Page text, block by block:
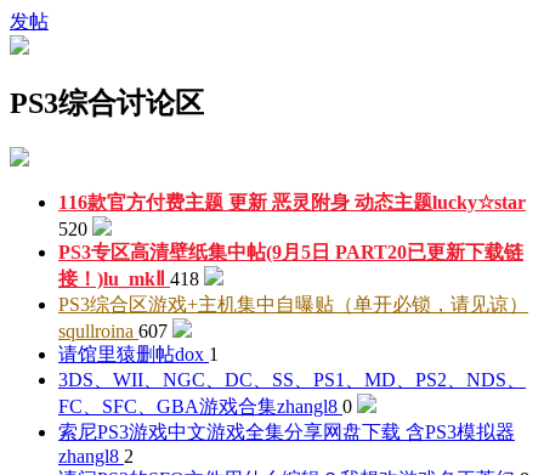
发帖
PS3综合讨论区
116款官方付费主题 更新 恶灵附身 动态主题lucky☆star
520
PS3专区高清壁纸集中帖(9月5日 PART20已更新下载链
接！)lu_mkⅡ
418
PS3综合区游戏+主机集中自曝贴（单开必锁，请见谅）
squllroina 607
请馆里猿删帖dox 1
3DS、WII、NGC、DC、SS、PS1、MD、PS2、NDS、
FC、SFC、GBA游戏合集zhangl8 0
索尼PS3游戏中文游戏全集分享网盘下载 含PS3模拟器
zhangl8 2